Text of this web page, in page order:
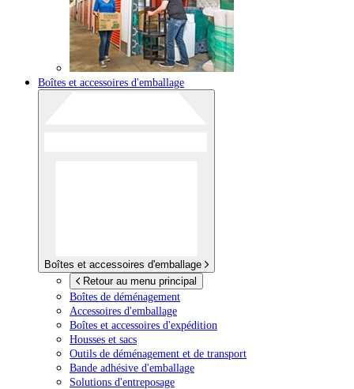
Boîtes et accessoires d'emballage
Boîtes et accessoires d'emballage
Retour au menu principal
Boîtes de déménagement
Accessoires d'emballage
Boîtes et accessoires d'expédition
Housses et sacs
Outils de déménagement et de transport
Bande adhésive d'emballage
Solutions d'entreposage